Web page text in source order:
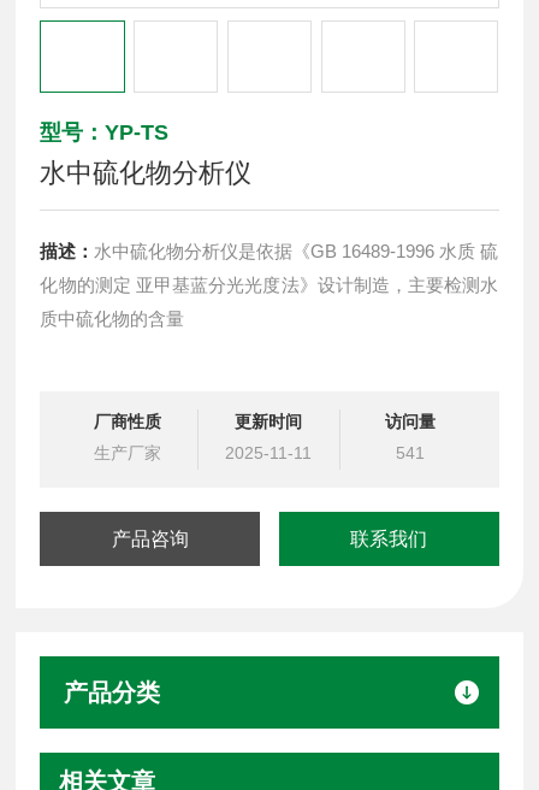
型号：YP-TS
水中硫化物分析仪
描述： 水中硫化物分析仪是依据《GB 16489-1996 水质 硫
化物的测定 亚甲基蓝分光光度法》设计制造，主要检测水
质中硫化物的含量
厂商性质
生产厂家
更新时间
2025-11-11
访问量
541
产品咨询 联系我们
产品分类
相关文章